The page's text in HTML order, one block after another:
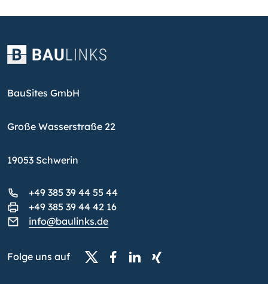
BauSites GmbH
Große Wasserstraße 22
19053 Schwerin
+49 385 39 44 55 44
+49 385 39 44 42 16
info@baulinks.de
Folge uns auf